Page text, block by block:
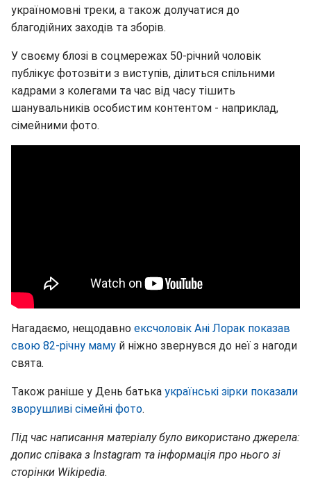
україномовні треки, а також долучатися до
благодійних заходів та зборів.
У своєму блозі в соцмережах 50-річний чоловік
публікує фотозвіти з виступів, ділиться спільними
кадрами з колегами та час від часу тішить
шанувальників особистим контентом - наприклад,
сімейними фото.
Нагадаємо, нещодавно ексчоловік Ані Лорак показав
свою 82-річну маму й ніжно звернувся до неї з нагоди
свята.
Також раніше у День батька українські зірки показали
зворушливі сімейні фото.
Під час написання матеріалу було використано джерела:
допис співака з Instagram та інформація про нього зі
сторінки Wikipedia.